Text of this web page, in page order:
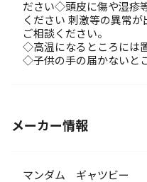
ださい◇頭皮に傷や湿疹
ください 刺激等の異常
ご相談ください。
◇高温になるところには
◇子供の手の届かないと
メーカー情報
マンダム ギャツビー